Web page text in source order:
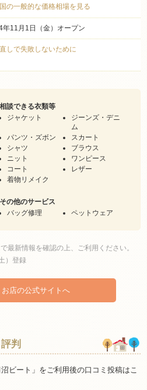
の一般的な価格相場を見る
年11月1日（金）オープン
しで失敗しないために
相談できる衣類等
ジャケット
ジーンズ・デニ
ム
パンツ・ズボン
スカート
シャツ
ブラウス
ニット
ワンピース
コート
レザー
着物リメイク
その他のサービス
バッグ修理
ペットウェア
最新情報を確認の上、ご利用ください。
）登録
お店の公式サイトへ
判
沼ビート」をご利用後の口コミ投稿はこ